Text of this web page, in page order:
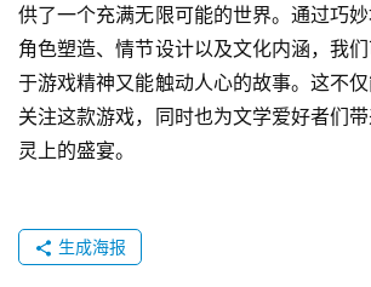
供了一个充满无限可能的世界。通过巧妙
角色塑造、情节设计以及文化内涵，我
于游戏精神又能触动人心的故事。这不
关注这款游戏，同时也为文学爱好者们
灵上的盛宴。
生成海报